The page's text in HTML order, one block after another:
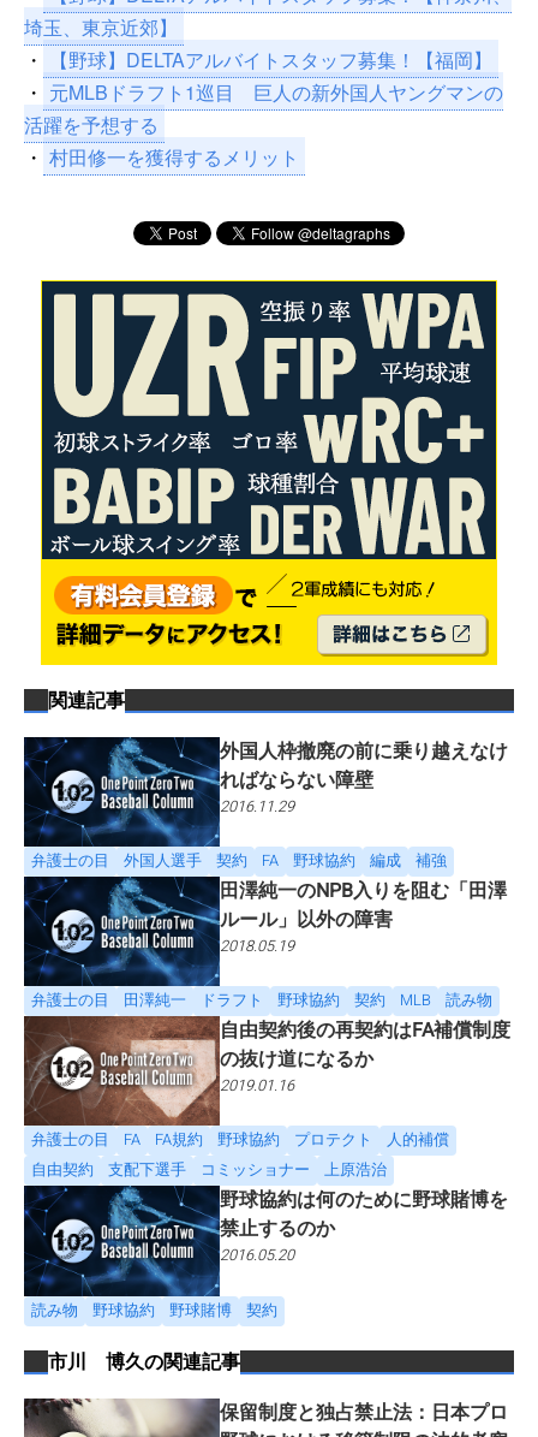
埼玉、東京近郊】
・
【野球】DELTAアルバイトスタッフ募集！【福岡】
・ 元MLBドラフト1巡目 巨人の新外国人ヤングマンの
活躍を予想する
・ 村田修一を獲得するメリット
関連記事
外国人枠撤廃の前に乗り越えなけ
ればならない障壁
2016.11.29
弁護士の目 外国人選手 契約 FA 野球協約 編成 補強
田澤純一のNPB入りを阻む「田澤
ルール」以外の障害
2018.05.19
弁護士の目 田澤純一 ドラフト 野球協約 契約 MLB 読み物
自由契約後の再契約はFA補償制度
の抜け道になるか
2019.01.16
弁護士の目 FA FA規約 野球協約 プロテクト
人的補償
自由契約
支配下選手 コミッショナー 上原浩治
野球協約は何のために野球賭博を
禁止するのか
2016.05.20
読み物 野球協約 野球賭博 契約
市川 博久の関連記事
保留制度と独占禁止法：日本プロ